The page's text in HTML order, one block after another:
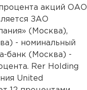
акций ОАО
ЗАО
(Москва),
- номинальный
банк (Москва) -
Rer Holding
United